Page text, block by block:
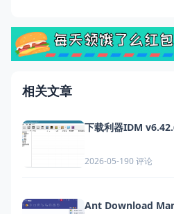
相关文章
下载利器IDM
2026-05-190 评论
Ant Download